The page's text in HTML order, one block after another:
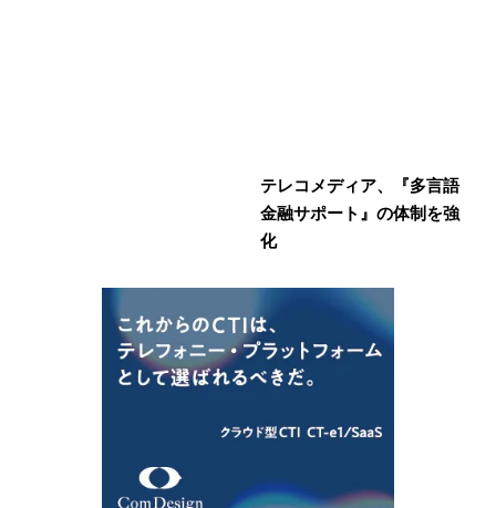
テレコメディア、『多言語
金融サポート』の体制を強
化